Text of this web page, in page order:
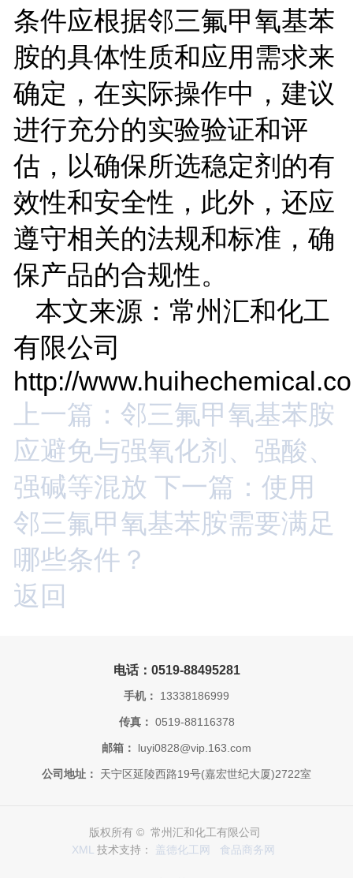
条件应根据邻三氟甲氧基苯
胺的具体性质和应用需求来
确定，在实际操作中，建议
进行充分的实验验证和评
估，以确保所选稳定剂的有
效性和安全性，此外，还应
遵守相关的法规和标准，确
保产品的合规性。
本文来源：常州汇和化工
有限公司
http://
上一篇：邻三氟甲氧基苯胺
应避免与强氧化剂、强酸、
强碱等混放 下一篇：使用
邻三氟甲氧基苯胺需要满足
哪些条件？
返回
电话：0519-88495281
手机： 13338186999
传真： 0519-88116378
邮箱： luyi0828@vip.163.com
公司地址： 天宁区延陵西路19号(嘉宏世纪大厦)2722室
版权所有 © 常州汇和化工有限公司
XML 技术支持： 盖德化工网 食品商务网